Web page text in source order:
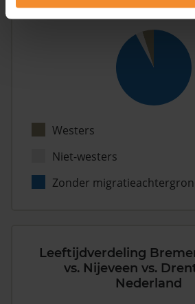
Herkomst
Westers
Niet-westers
Zonder
Leeftijdverdeling
vs. Nijeveen vs.
Nederland